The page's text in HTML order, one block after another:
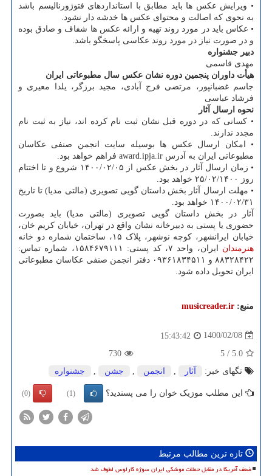
• ویرایش عکس ها باید مطابق با استانداردهای فتوژورنالیسم باشد
به نحوی که اصالت و محتوای عکس ها خدشه دار نشود.
• عکاس باید در مورد روند تهیه و ارائه عکس ها شفاف و صادق بوده
و در صورت نیاز در مورد روند عکاسی پاسخگو باشد.
دبیر جشنواره
مهدی قاسمی
هیأت داوران پنجمین دوره نشان عکس سال مطبوعاتی ایران
جاسم غضبانپور، مرتضی فرج آبادی، مجید برزگر، یلدا معیری و
فرشاد عباسی
نحوه ارسال آثار
• کسانی که در دوره قبل نشان ثبت نام کرده اند، نیاز به ثبت نام
مجدد ندارند.
• امکان ارسال عکس ها بوسیله سایت انجمن صنفی عکاسان
مطبوعاتی ایران به آدرس award.ipja.ir فراهم خواهد بود.
• زمان ارسال آثار در بخش عکس از ۰۵/‏۰۲/‏۱۴۰۰‬ شروع و تا اختتام
روز ۲۵/۰۲/۱۴۰۰ خواهد بود.
• مهلت ارسال آثار بخش داستان گویی تصویری (مالتی مدیا) تا تاریخ
۳۱/‏۰۲/‏۱۴۰۰‬ خواهد بود.
آثار در بخش داستان گویی تصویری (مالتی مدیا) باید بصورت
حضوری یا پستی به دبیرخانه نشان واقع در تهران، خیابان کریم خان،
خیابان ایرانشهر، کوچه نوشهر، پلاک ۱۵، ساختمان شماره دو خانه
هنرمندان
ایران، واحد ۷، کد پستی: ۱۵۸۴۶۷۹۱۱۱، شماره تماس:
۸۸۳۲۸۴۲۲ و ۰۹۳۶۱۸۳۴۵۱۱ دفتر انجمن صنفی عکاسان مطبوعاتی
ایران تحویل داده شود.
منبع: musicreader.ir
1400/02/08
15:43:42
5.0
/
5
730
تگهای خبر:
آثار انجمن جشن جشنواره
این مطلب موزیک خوان را می پسندید؟ (1)
(0)
تازه ترین مطالب مرتبط
ضعف آمریکا در مقابل حملات موشکی ایران سوژه کارلوس لطوف شد